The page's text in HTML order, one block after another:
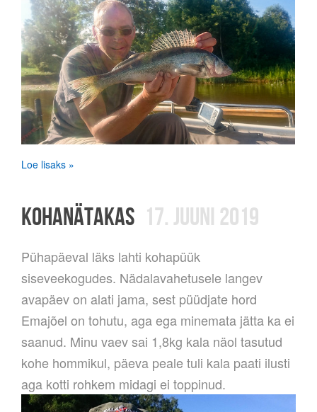
Loe lisaks »
KOHANÄTAKAS 17. JUUNI 2019
Pühapäeval läks lahti kohapüük
siseveekogudes. Nädalavahetusele langev
avapäev on alati jama, sest püüdjate hord
Emajõel on tohutu, aga ega minemata jätta ka ei
saanud. Minu vaev sai 1,8kg kala näol tasutud
kohe hommikul, päeva peale tuli kala paati ilusti
aga kotti rohkem midagi ei toppinud.